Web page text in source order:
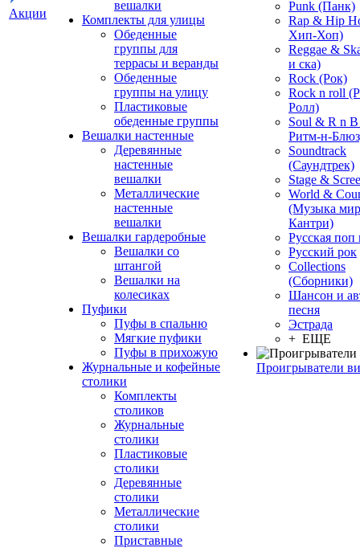
Акции
вешалки
Комплекты для улицы
Обеденные
группы для
террасы и веранды
Обеденные
группы на улицу
Пластиковые
обеденные группы
Вешалки настенные
Деревянные
настенные
вешалки
Металлические
настенные
вешалки
Вешалки гардеробные
Вешалки со
штангой
Вешалки на
колесиках
Пуфики
Пуфы в спальню
Мягкие пуфики
Пуфы в прихожую
Журнальные и кофейные
столики
Комплекты
столиков
Журнальные
столики
Пластиковые
столики
Деревянные
столики
Металлические
столики
Приставные
Punk (Панк)
Rap & Hip
Хип-Хоп)
Reggae &
и ска)
Rock (Рок)
Rock n roll
Ролл)
Soul & R n
Ритм-н-
Soundtrack
(Саундтрек)
Stage &
World &
(Музыка
Кантри)
Русская поп
Русский рок
Сollections
(Сборники)
Шансон и
песня
Эстрада
+ ЕЩЕ
Проигрыватели